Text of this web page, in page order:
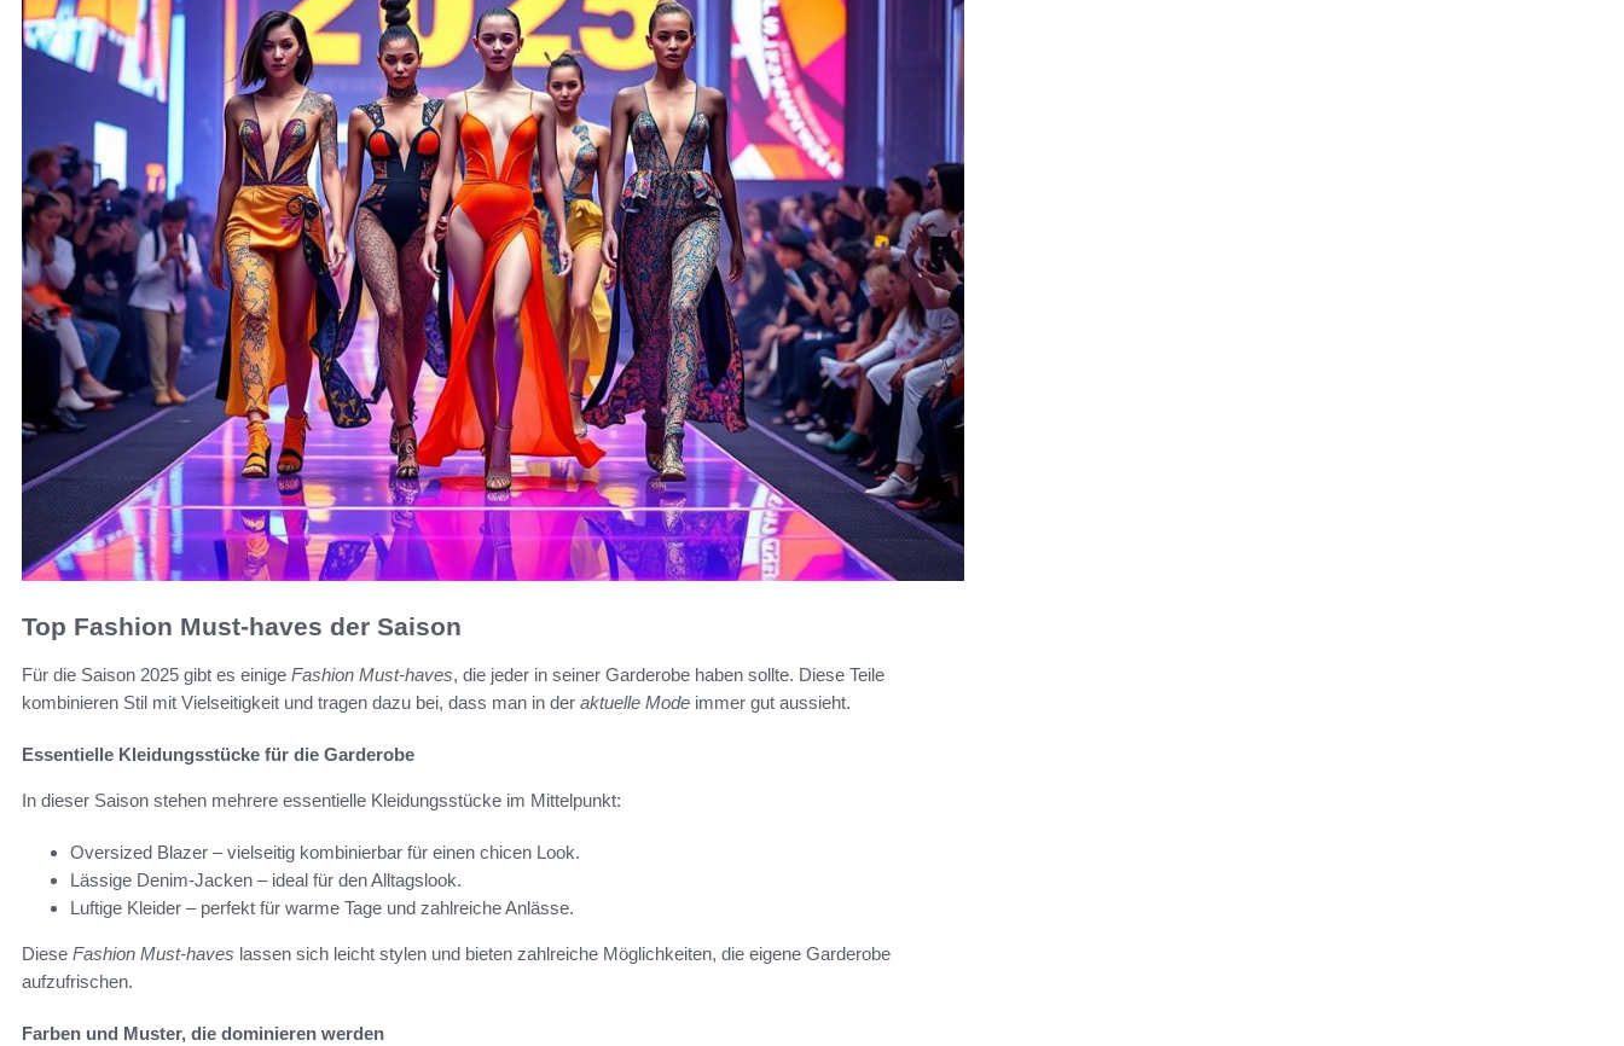
Top Fashion Must-haves der Saison
Für die Saison 2025 gibt es einige Fashion Must-haves, die jeder in seiner Garderobe haben sollte. Diese Teile
kombinieren Stil mit Vielseitigkeit und tragen dazu bei, dass man in der aktuelle Mode immer gut aussieht.
Essentielle Kleidungsstücke für die Garderobe
In dieser Saison stehen mehrere essentielle Kleidungsstücke im Mittelpunkt:
Oversized Blazer – vielseitig kombinierbar für einen chicen Look.
Lässige Denim-Jacken – ideal für den Alltagslook.
Luftige Kleider – perfekt für warme Tage und zahlreiche Anlässe.
Diese Fashion Must-haves lassen sich leicht stylen und bieten zahlreiche Möglichkeiten, die eigene Garderobe
aufzufrischen.
Farben und Muster, die dominieren werden